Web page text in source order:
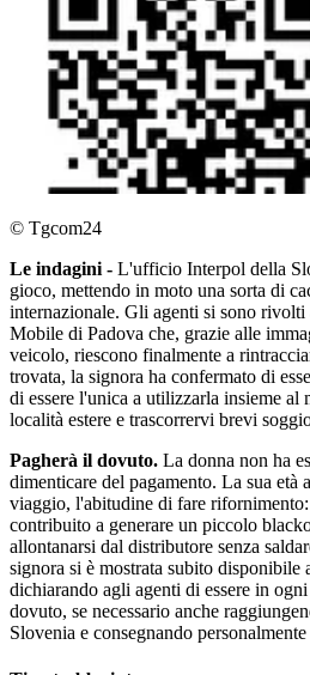
© Tgcom24
Le indagini - L'ufficio Interpol della
gioco, mettendo in moto una sorta di
internazionale. Gli agenti si sono
Mobile di Padova che, grazie alle
veicolo, riescono finalmente a
trovata, la signora ha confermato di
di essere l'unica a utilizzarla insieme al
località estere e trascorrervi brevi
Pagherà il dovuto. La donna non ha
dimenticare del pagamento. La sua età
viaggio, l'abitudine di fare
contribuito a generare un piccolo
allontanarsi dal distributore senza
signora si è mostrata subito disponibile
dichiarando agli agenti di essere in
dovuto, se necessario anche
Slovenia e consegnando